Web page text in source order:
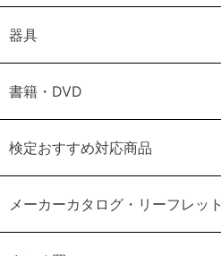
器具
書籍・DVD
検定おすすめ対応商品
メーカーカタログ・リーフレット